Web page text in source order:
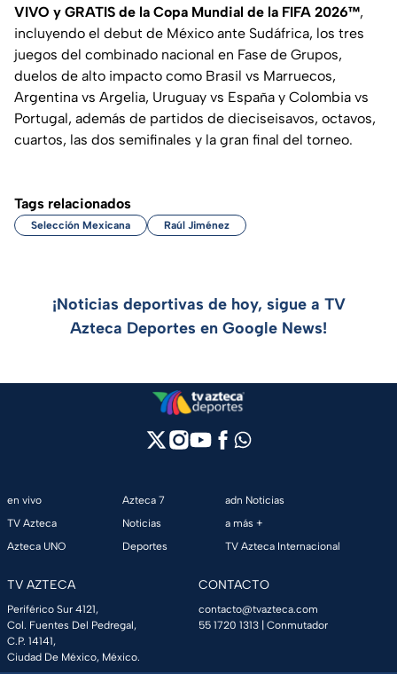
VIVO y GRATIS de la Copa Mundial de la FIFA 2026™,
incluyendo el debut de México ante Sudáfrica, los tres
juegos del combinado nacional en Fase de Grupos,
duelos de alto impacto como Brasil vs Marruecos,
Argentina vs Argelia, Uruguay vs España y Colombia vs
Portugal, además de partidos de dieciseisavos, octavos,
cuartos, las dos semifinales y la gran final del torneo.
Tags relacionados
Selección Mexicana Raúl Jiménez
¡Noticias deportivas de hoy, sigue a TV
Azteca Deportes en Google News!
en vivo
TV Azteca
Azteca UNO
Azteca 7
Noticias
Deportes
adn Noticias
a más +
TV Azteca Internacional
TV AZTECA
Periférico Sur 4121,
Col. Fuentes Del Pedregal,
C.P. 14141,
Ciudad De México, México.
CONTACTO
contacto@tvazteca.com
55 1720 1313 | Conmutador